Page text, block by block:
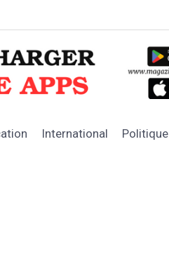
DE L’ÉTAT
International Politique